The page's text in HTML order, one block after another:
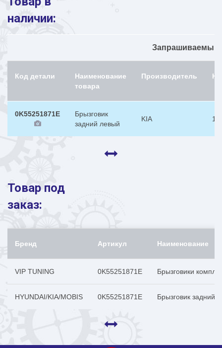
наличии:
Запрашиваемый
Код детали
Наименование
товара
Производитель
0K55251871E
Брызговик
задний левый
KIA 1
Товар под
заказ:
Бренд Артикул Наименование
VIP TUNING 0K55251871E Брызговики
HYUNDAI/KIA/MOBIS 0K55251871E Брызговик задний